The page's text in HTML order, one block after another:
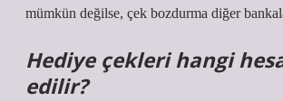
mümkün değilse, çek bozdurma diğer
Hediye çekleri hangi
edilir?